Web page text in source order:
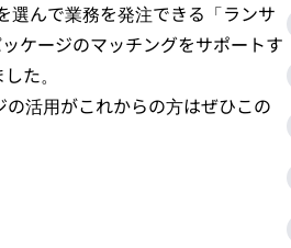
選んで業務を発注できる「ランサ
ケージのマッチングをサポートす
た。
活用がこれからの方はぜひこの